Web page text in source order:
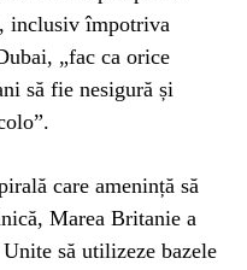
inclusiv împotriva
„fac ca orice
să fie nesigură și
care amenință să
Marea Britanie a
să utilizeze bazele